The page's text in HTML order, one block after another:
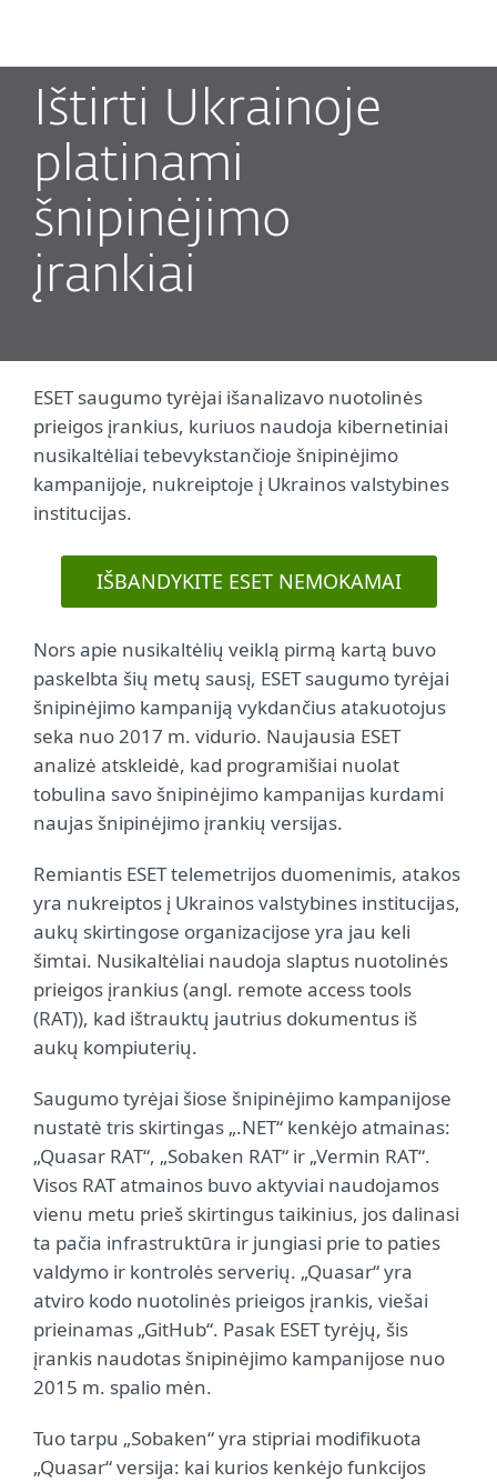
Ištirti Ukrainoje
platinami
šnipinėjimo
įrankiai
ESET saugumo tyrėjai išanalizavo nuotolinės
prieigos įrankius, kuriuos naudoja kibernetiniai
nusikaltėliai tebevykstančioje šnipinėjimo
kampanijoje, nukreiptoje į Ukrainos valstybines
institucijas.
IŠBANDYKITE ESET NEMOKAMAI
Nors apie nusikaltėlių veiklą pirmą kartą buvo
paskelbta šių metų sausį, ESET saugumo tyrėjai
šnipinėjimo kampaniją vykdančius atakuotojus
seka nuo 2017 m. vidurio. Naujausia ESET
analizė atskleidė, kad programišiai nuolat
tobulina savo šnipinėjimo kampanijas kurdami
naujas šnipinėjimo įrankių versijas.
Remiantis ESET telemetrijos duomenimis, atakos
yra nukreiptos į Ukrainos valstybines institucijas,
aukų skirtingose organizacijose yra jau keli
šimtai. Nusikaltėliai naudoja slaptus nuotolinės
prieigos įrankius (angl. remote access tools
(RAT)), kad ištrauktų jautrius dokumentus iš
aukų kompiuterių.
Saugumo tyrėjai šiose šnipinėjimo kampanijose
nustatė tris skirtingas „.NET“ kenkėjo atmainas:
„Quasar RAT“, „Sobaken RAT“ ir „Vermin RAT“.
Visos RAT atmainos buvo aktyviai naudojamos
vienu metu prieš skirtingus taikinius, jos dalinasi
ta pačia infrastruktūra ir jungiasi prie to paties
valdymo ir kontrolės serverių. „Quasar“ yra
atviro kodo nuotolinės prieigos įrankis, viešai
prieinamas „GitHub“. Pasak ESET tyrėjų, šis
įrankis naudotas šnipinėjimo kampanijose nuo
2015 m. spalio mėn.
Tuo tarpu „Sobaken“ yra stipriai modifikuota
„Quasar“ versija: kai kurios kenkėjo funkcijos